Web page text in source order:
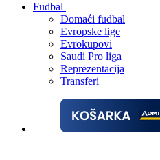
Fudbal
Domaći fudbal
Evropske lige
Evrokupovi
Saudi Pro liga
Reprezentacija
Transferi